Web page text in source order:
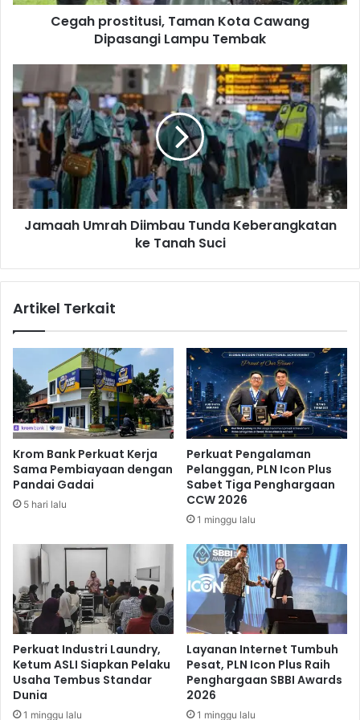
s
s
i
T
a
a
n
a
a
g
D
i
p
a
s
a
n
g
L
p
u
T
e
m
b
a
k
Cegah prostitusi, Taman Kota Cawang
Dipasangi Lampu Tembak
a
m
a
a
U
m
r
m
T
u
n
d
K
e
e
a
k
a
t
a
n
k
e
T
Jamaah Umrah Diimbau Tunda Keberangkatan
ke Tanah Suci
Artikel Terkait
Krom Bank Perkuat Kerja
Sama Pembiayaan dengan
Pandai Gadai
5 hari lalu
Perkuat Pengalaman
Pelanggan, PLN Icon Plus
Sabet Tiga Penghargaan
CCW 2026
1 minggu lalu
Perkuat Industri Laundry,
Ketum ASLI Siapkan Pelaku
Usaha Tembus Standar
Dunia
1 minggu lalu
Layanan Internet Tumbuh
Pesat, PLN Icon Plus Raih
Penghargaan SBBI Awards
2026
1 minggu lalu